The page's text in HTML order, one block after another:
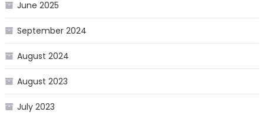
June 2025
September 2024
August 2024
August 2023
July 2023